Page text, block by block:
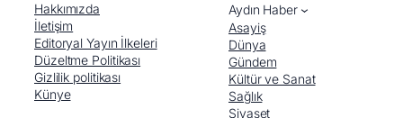
Hakkımızda
İletişim
Editoryal Yayın İlkeleri
Düzeltme Politikası
Gizlilik politikası
Künye
Aydın Haber
Asayiş
Dünya
Gündem
Kültür ve Sanat
Sağlık
Siyaset